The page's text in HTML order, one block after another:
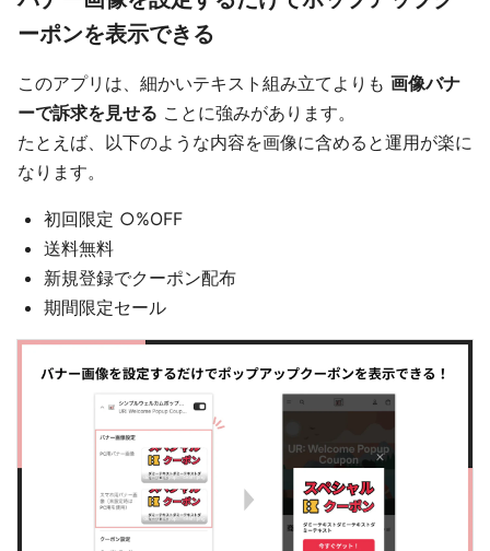
ーポンを表示できる
このアプリは、細かいテキスト組み立てよりも 画像バナ
ーで訴求を見せる ことに強みがあります。
たとえば、以下のような内容を画像に含めると運用が楽に
なります。
初回限定 ○%OFF
送料無料
新規登録でクーポン配布
期間限定セール